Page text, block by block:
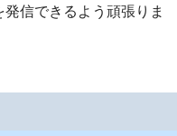
信できるよう頑張りま